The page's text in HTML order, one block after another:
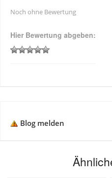
Noch ohne Bewertung
Hier Bewertung abgeben:
Blog melden